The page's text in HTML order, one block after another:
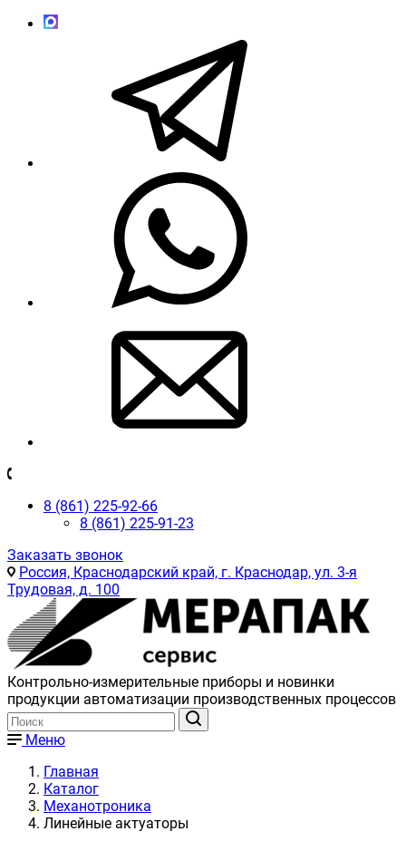
8 (861) 225-92-66
8 (861) 225-91-23
Заказать звонок
Россия, Краснодарский край, г. Краснодар, ул. 3-я
Трудовая, д. 100
Контрольно-измерительные приборы и новинки
продукции автоматизации производственных процессов
Меню
Главная
Каталог
Механотроника
Линейные актуаторы